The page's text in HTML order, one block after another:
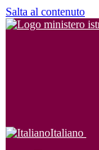
Salta al contenuto
Italiano